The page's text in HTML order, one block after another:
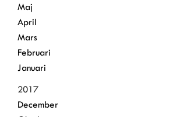
Maj
April
Mars
Februari
Januari
2017
December